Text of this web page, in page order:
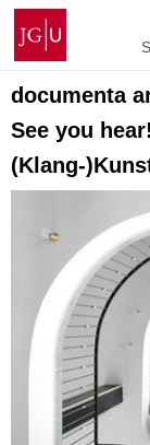
Skip
content
Johannes
Gutenberg
University
Mainz
documenta
See you
(Klang-